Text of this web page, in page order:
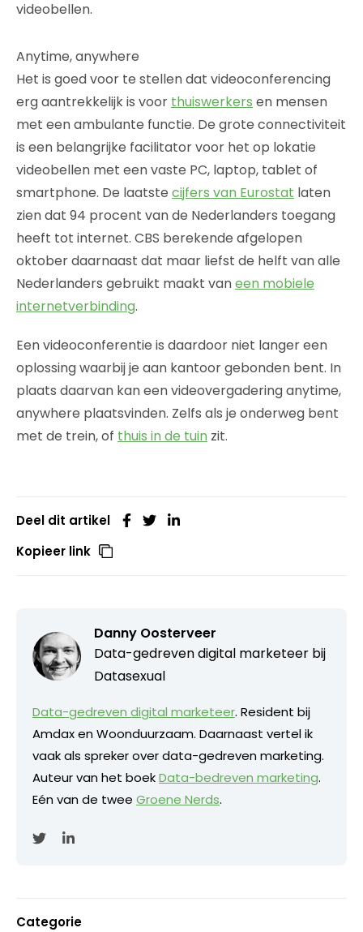
videobellen.
Anytime, anywhere
Het is goed voor te stellen dat videoconferencing
erg aantrekkelijk is voor thuiswerkers en mensen
met een ambulante functie. De grote connectiviteit
is een belangrijke facilitator voor het op lokatie
videobellen met een vaste PC, laptop, tablet of
smartphone. De laatste cijfers van Eurostat laten
zien dat 94 procent van de Nederlanders toegang
heeft tot internet. CBS berekende afgelopen
oktober daarnaast dat maar liefst de helft van alle
Nederlanders gebruikt maakt vaneen mobiele
internetverbinding.
Een videoconferentie is daardoor niet langer een
oplossing waarbij je aan kantoor gebonden bent. In
plaats daarvan kan een videovergadering anytime,
anywhere plaatsvinden. Zelfs als je onderweg bent
met de trein, of thuis in de tuin zit.
Deel dit artikel
Kopieer link
Danny Oosterveer
Data-gedreven digital marketeer bij
Datasexual
Data-gedreven digital marketeer. Resident bij
Amdax en Woonduurzaam. Daarnaast vertel ik
vaak als spreker over data-gedreven marketing.
Auteur van het boekData-bedreven marketing.
Eén van de twee Groene Nerds.
Categorie